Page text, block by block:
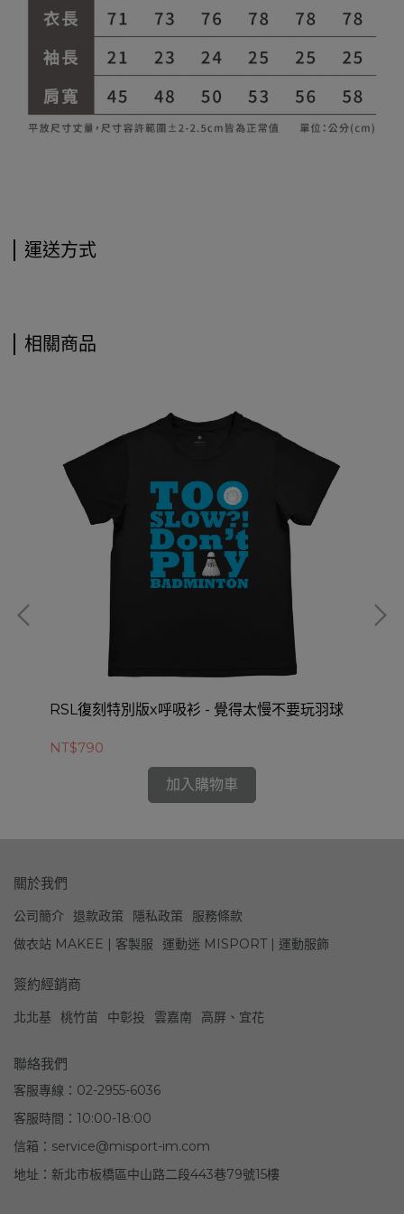
運送方式
相關商品
RSL復刻特別版x呼吸衫 - 覺得太慢不要玩羽球
NT$790
加入購物車
關於我們
公司簡介 退款政策 隱私政策
服務條款
做衣站 MAKEE | 客製服
運動迷 MISPORT | 運動服飾
簽約經銷商
北北基 桃竹苗 中彰投 雲嘉南 高屏、宜花
聯絡我們
客服專線：02-2955-6036
客服時間：10:00-18:00
信箱：service@misport-im.com
地址：新北市板橋區中山路二段443巷79號15樓